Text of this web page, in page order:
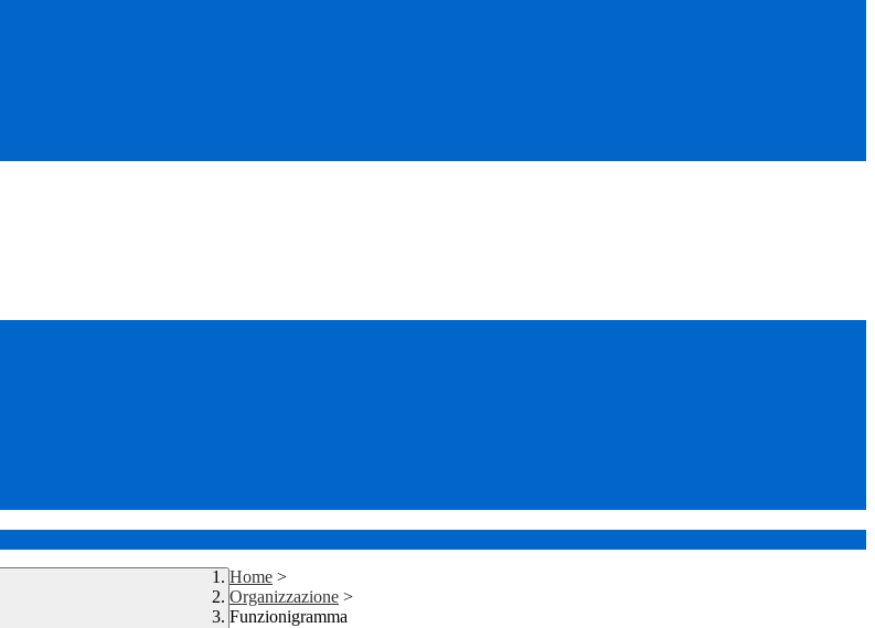
Home >
Organizzazione >
Funzionigramma